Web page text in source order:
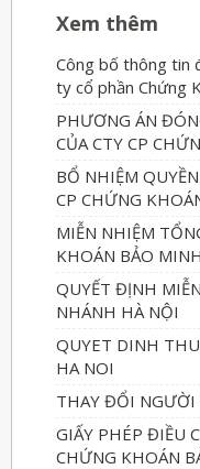
Xem thêm
Công bố thông tin
ty cổ phần Chứng
PHƯƠNG ÁN
CỦA CTY CP
BỔ NHIỆM
CP CHỨNG
MIỄN NHIỆM
KHOÁN BẢO MINH
QUYẾT ĐỊNH
NHÁNH HÀ NỘI
QUYET DINH
HA NOI
THAY ĐỔI NGƯỜI
GIẤY PHÉP ĐIỀU
CHỨNG KHOÁN